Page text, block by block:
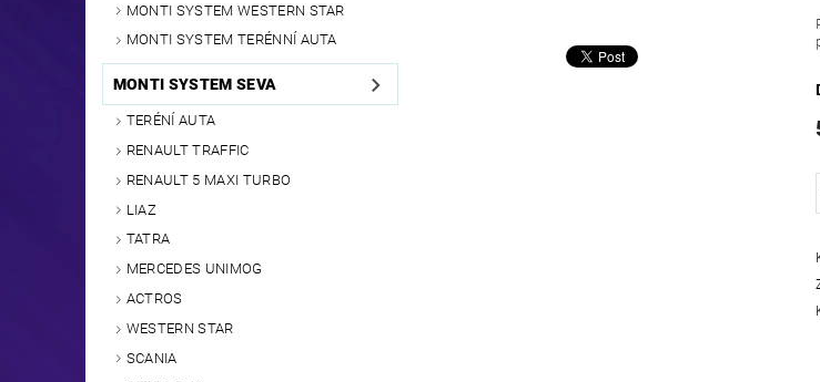
MONTI SYSTEM WESTERN STAR
MONTI SYSTEM TERÉNNÍ AUTA
MONTI SYSTEM SEVA
TERÉNÍ AUTA
RENAULT TRAFFIC
RENAULT 5 MAXI TURBO
LIAZ
TATRA
MERCEDES UNIMOG
ACTROS
WESTERN STAR
SCANIA